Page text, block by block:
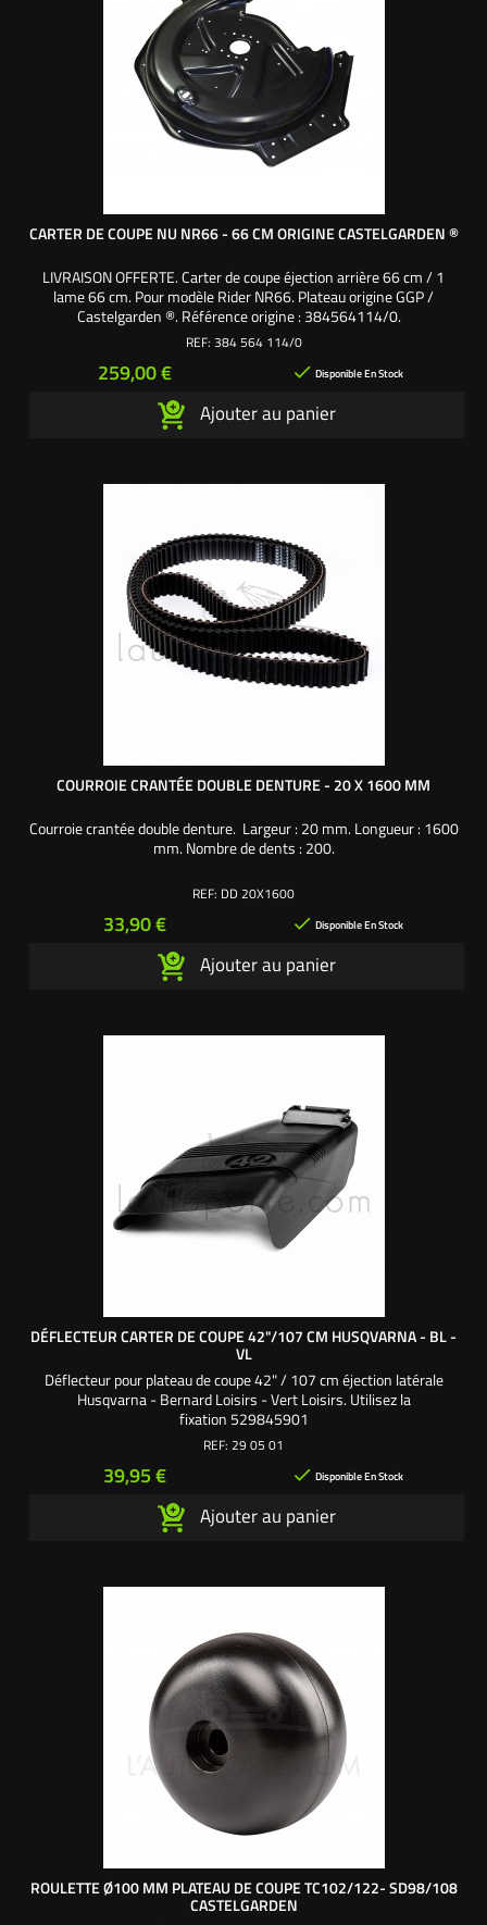
CARTER DE COUPE NU NR66 - 66 CM ORIGINE CASTELGARDEN ®
LIVRAISON OFFERTE. Carter de coupe éjection arrière 66 cm / 1
lame 66 cm. Pour modèle Rider NR66. Plateau origine GGP /
Castelgarden ®. Référence origine : 384564114/0.
REF: 384 564 114/0
Prix
259,00 €  Disponible En Stock
Ajouter au panier
COURROIE CRANTÉE DOUBLE DENTURE - 20 X 1600 MM
Courroie crantée double denture. Largeur : 20 mm. Longueur : 1600
mm. Nombre de dents : 200.
REF: DD 20X1600
Prix
33,90 €  Disponible En Stock
Ajouter au panier
DÉFLECTEUR CARTER DE COUPE 42"/107 CM HUSQVARNA - BL -
VL
Déflecteur pour plateau de coupe 42" / 107 cm éjection latérale
Husqvarna - Bernard Loisirs - Vert Loisirs. Utilisez la
fixation 529845901
REF: 29 05 01
Prix
39,95 €  Disponible En Stock
Ajouter au panier
ROULETTE Ø100 MM PLATEAU DE COUPE TC102/122- SD98/108
CASTELGARDEN